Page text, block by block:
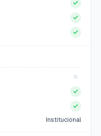
Institucional